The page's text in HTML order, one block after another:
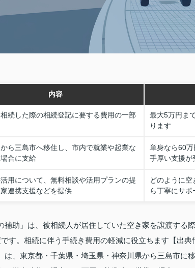
内容
続した際の相続登記に要する費用の一部
最大5万円ま
ります
ら三島市へ移住し、市内で就業や起業な
合に支給
単身なら60
手厚い支援が
用について、無料相談や活用プランの提
連携支援などを提供
どのように
ら丁寧にサポ
補助」は、被相続人が居住していた空き家を譲渡する
す。相続に伴う手続き費用の軽減に役立ちます【出典
は、東京都・千葉県・埼玉県・神奈川県から三島市に